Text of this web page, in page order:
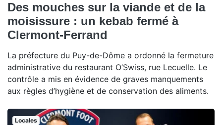
Des mouches sur la viande et de la
moisissure : un kebab fermé à
Clermont-Ferrand
La préfecture du Puy-de-Dôme a ordonné la fermeture
administrative du restaurant O’Swiss, rue Lecuelle. Le
contrôle a mis en évidence de graves manquements
aux règles d’hygiène et de conservation des aliments.
Locales